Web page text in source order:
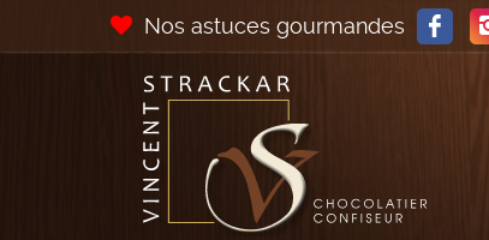
Nos astuces gourmandes